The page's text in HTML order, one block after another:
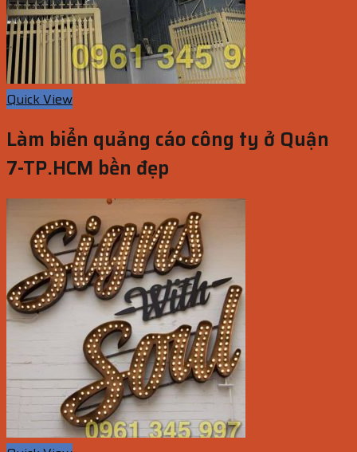
Quick View
Làm biển quảng cáo công ty ở Quận
7-TP.HCM bền đẹp